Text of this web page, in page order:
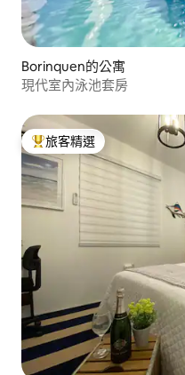
Borinquen的公寓
現代室內泳池套房
旅客精選榜首
旅客精選